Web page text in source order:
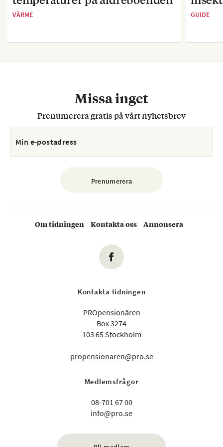
VÄRME GUIDE
Missa inget
Prenumerera gratis på vårt nyhetsbrev
Om tidningen Kontakta oss Annonsera
Kontakta tidningen
PROpensionären
Box 3274
103 65 Stockholm
propensionaren@pro.se
Medlemsfrågor
08-701 67 00
info@pro.se